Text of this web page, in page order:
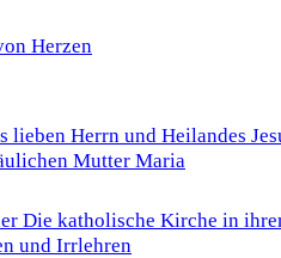
Herzen
lieben Herrn und Heilandes
Mutter Maria
Die katholische Kirche in
und Irrlehren